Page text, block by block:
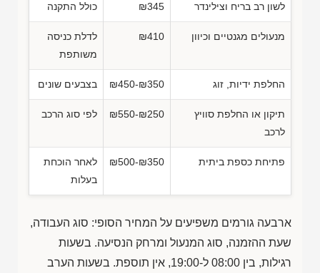
לשון רב בריח וצילינדר ₪345 כולל התקנה
מנעולים מגנטיים וכיוון ₪410
לדלת כניסה
משותפת
החלפת ידיות, זוג ₪450-₪350 בצבעים שונים
תיקון או החלפת סוויץ
לרכב
₪550-₪250 לפי סוג הרכב
פתיחת כספת ביתית ₪500-₪350
לאחר הוכחת
בעלות
ארבעה גורמים משפיעים על המחיר הסופי: סוג העבודה,
שעת ההזמנה, סוג המנעול ומרחק הנסיעה. בשעות
רגילות, בין 08:00 ל-19:00, אין תוספת. בשעות הערב